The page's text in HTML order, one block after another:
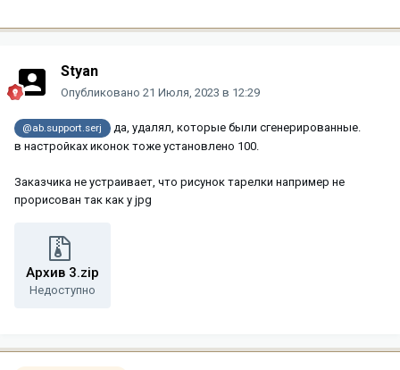
Styan
Опубликовано 21 Июля, 2023 в 12:29
@ab.support.serj
да, удалял, которые были сгенерированные.
в настройках иконок тоже установлено 100.
Заказчика не устраивает, что рисунок тарелки например не
прорисован так как у jpg
Архив 3.zip
Недоступно